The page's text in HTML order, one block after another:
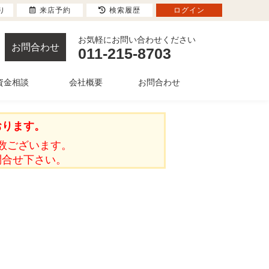
お問合わせ
お気軽にお問い合わせください
011-215-8703
金相談 会社概要 お問合わせ
ます。
ざいます。
せ下さい。
来店予約 検索履歴 ログイン